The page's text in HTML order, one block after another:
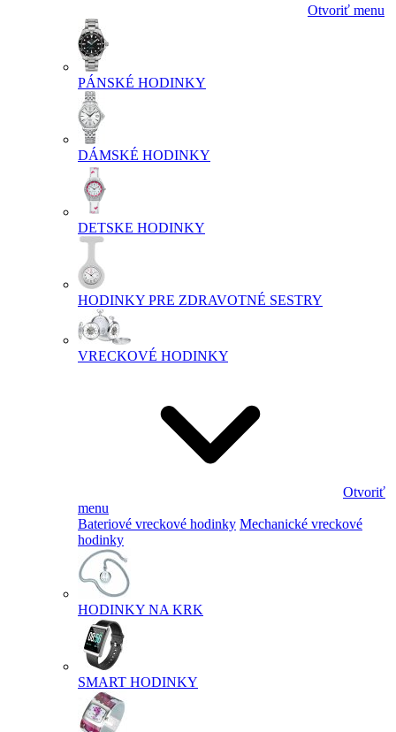
Otvoriť menu
PÁNSKÉ HODINKY
DÁMSKÉ HODINKY
DETSKE HODINKY
HODINKY PRE ZDRAVOTNÉ SESTRY
VRECKOVÉ HODINKY
Otvoriť
menu
Bateriové vreckové hodinky Mechanické vreckové
hodinky
HODINKY NA KRK
SMART HODINKY